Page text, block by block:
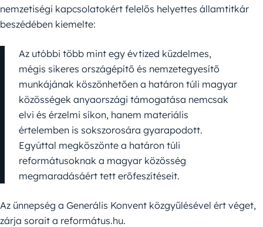
nemzetiségi kapcsolatokért felelős helyettes államtitkár
beszédében kiemelte:
Az utóbbi több mint egy évtized küzdelmes,
mégis sikeres országépítő és nemzetegyesítő
munkájának köszönhetően a határon túli magyar
közösségek anyaországi támogatása nemcsak
elvi és érzelmi síkon, hanem materiális
értelemben is sokszorosára gyarapodott.
Egyúttal megköszönte a határon túli
reformátusoknak a magyar közösség
megmaradásáért tett erőfeszítéseit.
Az ünnepség a Generális Konvent közgyűlésével ért véget,
zárja sorait a református.hu.